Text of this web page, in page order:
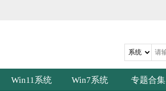
Win11系统 Win7系统 专题合集